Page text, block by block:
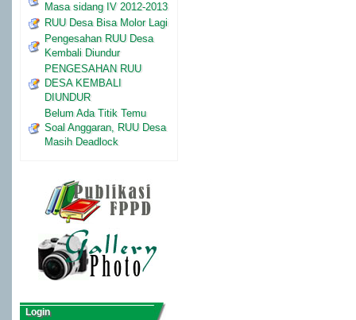
Masa sidang IV 2012-2013
RUU Desa Bisa Molor Lagi
Pengesahan RUU Desa
Kembali Diundur
PENGESAHAN RUU
DESA KEMBALI
DIUNDUR
Belum Ada Titik Temu
Soal Anggaran, RUU Desa
Masih Deadlock
Login